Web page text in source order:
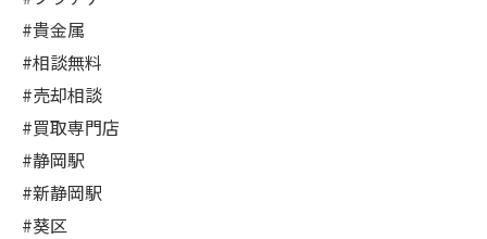
#貴金属
#相談無料
#売却相談
#買取専門店
#静岡駅
#新静岡駅
#葵区